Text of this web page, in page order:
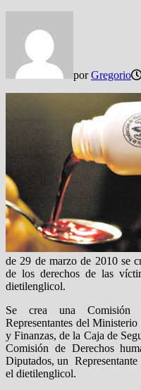
porGregorio
de 29 de marzo de 2010 se
de los derechos de las
dietilenglicol.
Se crea una Comisión
Representantes del
y Finanzas, de la Caja de
Comisión de Derechos
Diputados, un
el dietilenglicol.